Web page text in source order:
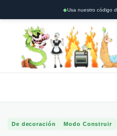
◆Usa nuestro código
De decoración Modo Construir